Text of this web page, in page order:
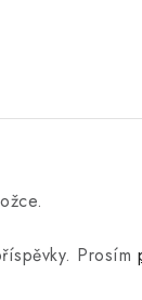
Prosím